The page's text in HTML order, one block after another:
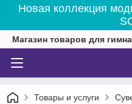
Новая коллекция
Магазин товаров для
Товары и услуги